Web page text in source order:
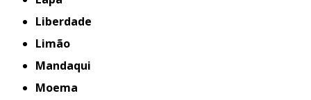
Liberdade
Limão
Mandaqui
Moema